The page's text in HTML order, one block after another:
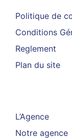
Politique de
Conditions
Reglement
Plan du site
L’Agence
Notre agence